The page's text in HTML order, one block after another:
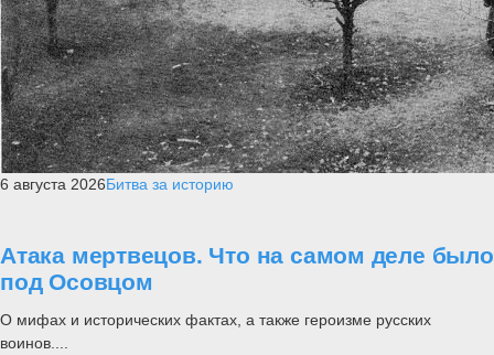
6 августа 2026Битва за историю
Атака мертвецов. Что на самом деле было
под Осовцом
О мифах и исторических фактах, а также героизме русских
воинов....